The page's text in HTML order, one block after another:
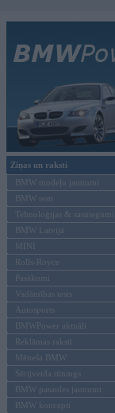
Ziņas un raksti
BMW modeļu jaunumi
BMW testi
Tehnoloģijas & sasniegumi
BMW Latvijā
MINI
Rolls-Royce
Pasākumi
Vadāmības tests
Autosports
BMWPower aktuāli
Reklāmas raksti
Mēneša BMW
Sērijveida tūnings
BMW pasaules jaunumi
BMW koncepti